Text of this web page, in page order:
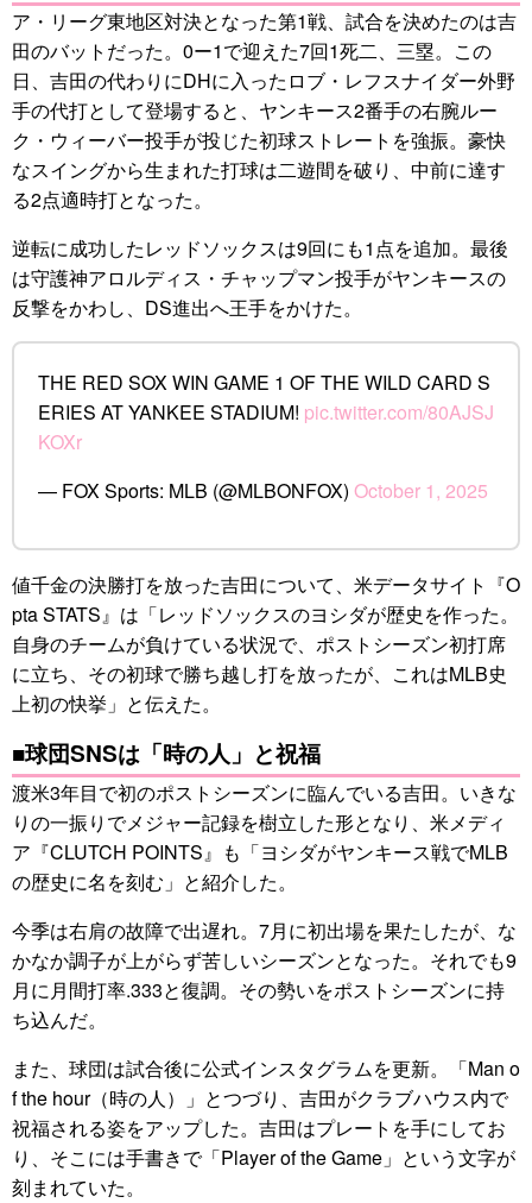
ア・リーグ東地区対決となった第1戦、試合を決めたのは吉
田のバットだった。0ー1で迎えた7回1死二、三塁。この
日、吉田の代わりにDHに入ったロブ・レフスナイダー外野
手の代打として登場すると、ヤンキース2番手の右腕ルー
ク・ウィーバー投手が投じた初球ストレートを強振。豪快
なスイングから生まれた打球は二遊間を破り、中前に達す
る2点適時打となった。
逆転に成功したレッドソックスは9回にも1点を追加。最後
は守護神アロルディス・チャップマン投手がヤンキースの
反撃をかわし、DS進出へ王手をかけた。
THE RED SOX WIN GAME 1 OF THE WILD CARD S
ERIES AT YANKEE STADIUM! pic.twitter.com/80AJSJ
KOXr
— FOX Sports: MLB (@MLBONFOX) October 1, 2025
値千金の決勝打を放った吉田について、米データサイト『O
pta STATS』は「レッドソックスのヨシダが歴史を作った。
自身のチームが負けている状況で、ポストシーズン初打席
に立ち、その初球で勝ち越し打を放ったが、これはMLB史
上初の快挙」と伝えた。
■球団SNSは「時の人」と祝福
渡米3年目で初のポストシーズンに臨んでいる吉田。いきな
りの一振りでメジャー記録を樹立した形となり、米メディ
ア『CLUTCH POINTS』も「ヨシダがヤンキース戦でMLB
の歴史に名を刻む」と紹介した。
今季は右肩の故障で出遅れ。7月に初出場を果たしたが、な
かなか調子が上がらず苦しいシーズンとなった。それでも9
月に月間打率.333と復調。その勢いをポストシーズンに持
ち込んだ。
また、球団は試合後に公式インスタグラムを更新。「Man o
f the hour（時の人）」とつづり、吉田がクラブハウス内で
祝福される姿をアップした。吉田はプレートを手にしてお
り、そこには手書きで「Player of the Game」という文字が
刻まれていた。